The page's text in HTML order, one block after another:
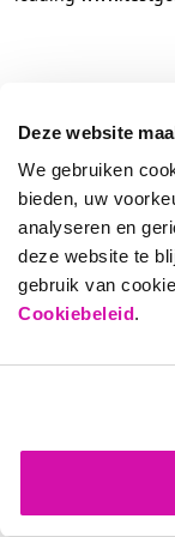
Deze website
We gebruiken
bieden, uw
analyseren en
deze website te
gebruik van
Cookiebeleid.